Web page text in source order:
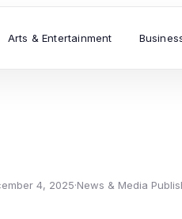
Arts & Entertainment
4, 2025·News & Media